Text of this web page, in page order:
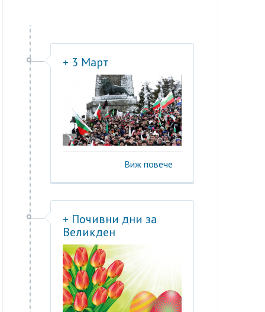
+ 3 Март
Виж повече
+ Почивни дни за
Великден